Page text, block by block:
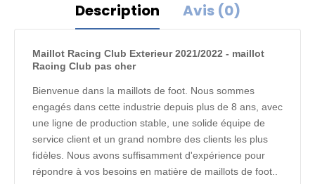
Description Avis (0)
Maillot Racing Club Exterieur 2021/2022 - maillot
Racing Club pas cher
Bienvenue dans la maillots de foot. Nous sommes
engagés dans cette industrie depuis plus de 8 ans, avec
une ligne de production stable, une solide équipe de
service client et un grand nombre des clients les plus
fidèles. Nous avons suffisamment d'expérience pour
répondre à vos besoins en matière de maillots de foot..